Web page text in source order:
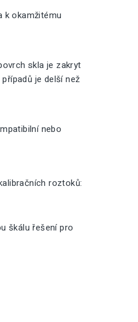
k okamžitému
skla je zakryt
je delší než
nebo
roztoků:
škálu řešení pro